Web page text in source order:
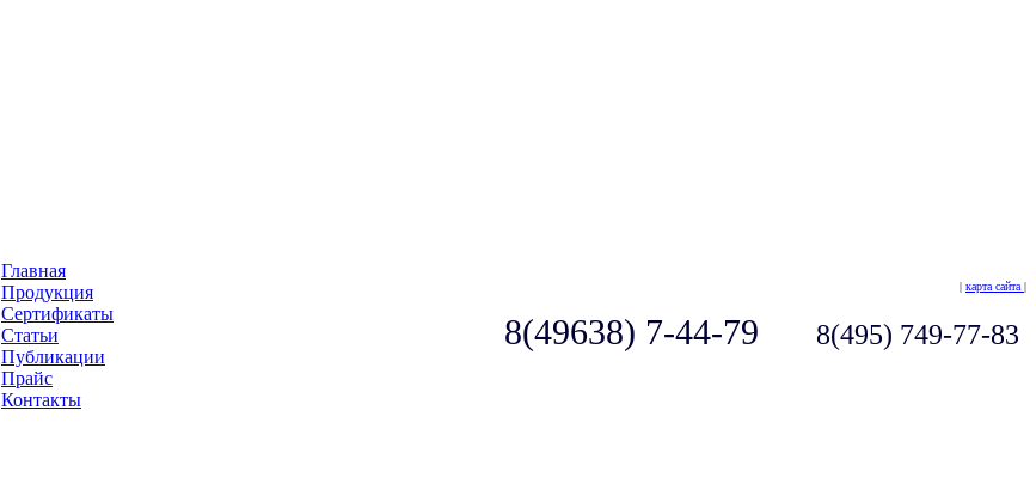
| карта сайта|
8(49638) 7-44-79 8(495) 749-77-83
Главная
Продукция
Сертификаты
Статьи
Публикации
Прайс
Контакты